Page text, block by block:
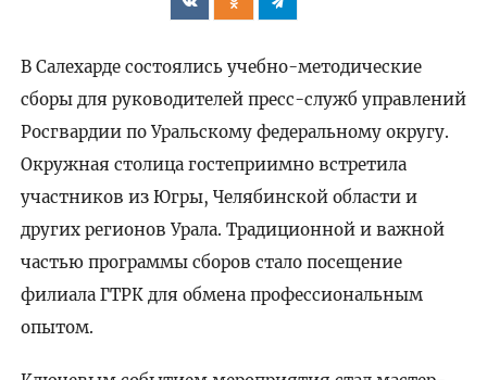
В Салехарде состоялись учебно-методические
сборы для руководителей пресс-служб управлений
Росгвардии по Уральскому федеральному округу.
Окружная столица гостеприимно встретила
участников из Югры, Челябинской области и
других регионов Урала. Традиционной и важной
частью программы сборов стало посещение
филиала ГТРК для обмена профессиональным
опытом.